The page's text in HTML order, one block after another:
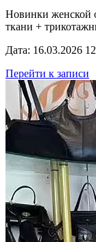
Новинки женской
ткани +
Дата: 16.03.2026
Перейти к записи